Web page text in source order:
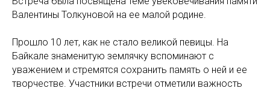
Валентины Толкуновой на ее малой родине.
Прошло 10 лет, как не стало великой певицы. На
Байкале знаменитую землячку вспоминают с
уважением и стремятся сохранить память о ней и ее
творчестве. Участники встречи отметили важность